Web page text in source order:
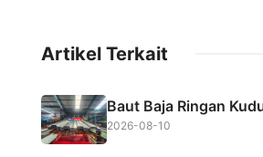
e
b
o
o
t
e
t
A
Artikel Terkait
Baut Baja Ringan
2026-08-10